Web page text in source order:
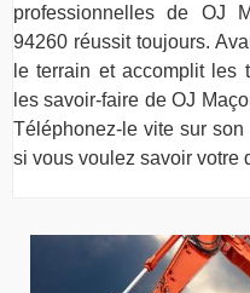
professionnelles de OJ
94260 réussit toujours.
le terrain et accomplit les
les savoir-faire de OJ
Téléphonez-le vite sur
si vous voulez savoir votre